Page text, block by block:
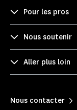
Pour les pros
Nous soutenir
Aller plus loin
Nous contacter